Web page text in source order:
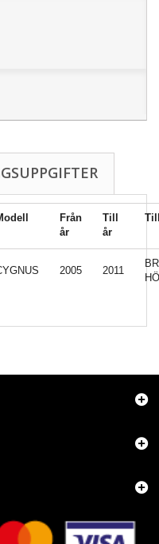
Från
år
Till
år
2005 2011